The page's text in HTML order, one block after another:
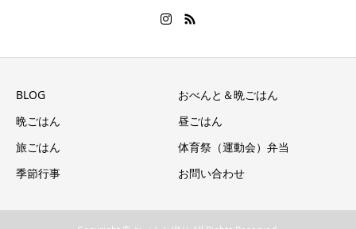
BLOG
おべんと＆晩ごはん
晩ごはん
昼ごはん
旅ごはん
体育祭（運動会）弁当
季節行事
お問い合わせ